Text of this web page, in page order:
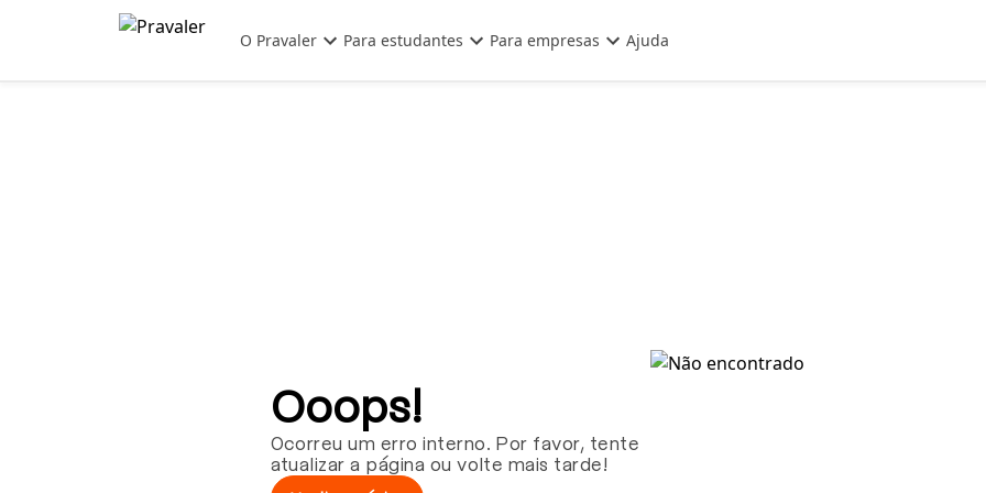
Pular para o conteúdo principal
O Pravaler Para estudantes Para empresas Ajuda
Ooops!
Ocorreu um erro interno. Por favor, tente
atualizar a página ou volte mais tarde!